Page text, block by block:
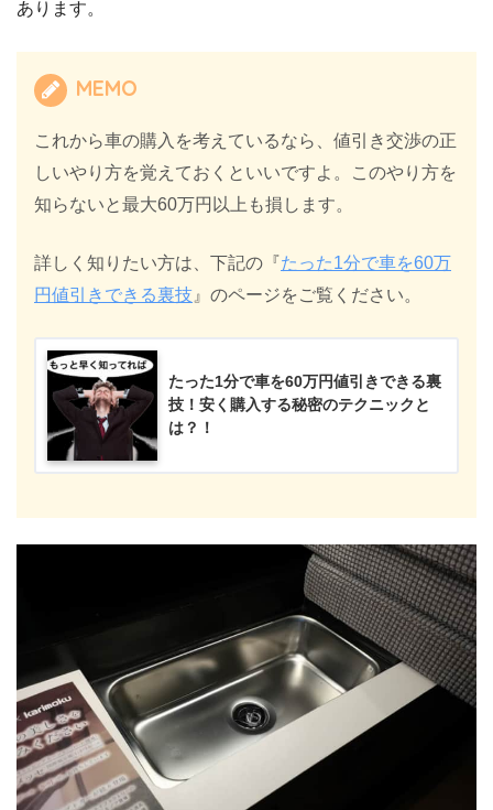
あります。
MEMO
これから車の購入を考えているなら、値引き交渉の正
しいやり方を覚えておくといいですよ。このやり方を
知らないと最大60万円以上も損します。
詳しく知りたい方は、下記の『たった1分で車を60万
円値引きできる裏技 』のページをご覧ください。
たった1分で車を60万円値引きできる裏
技！安く購入する秘密のテクニックと
は？！